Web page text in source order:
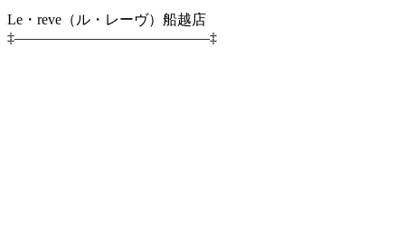
Le・reve（ル・レーヴ）船越店
‡—————————————–‡